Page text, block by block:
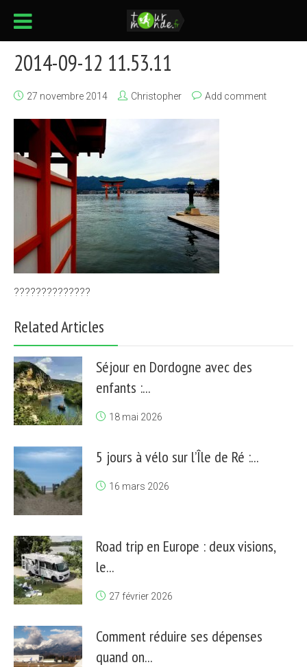
2014-09-12 11.53.11
27 novembre 2014 Christopher Add comment
??????????????
Related Articles
Séjour en Dordogne avec des
enfants :...
18 mai 2026
5 jours à vélo sur l’Île de Ré :...
16 mars 2026
Road trip en Europe : deux visions,
le...
27 février 2026
Comment réduire ses dépenses
quand on...